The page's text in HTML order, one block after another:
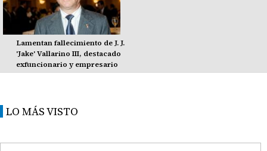
Lamentan fallecimiento de J. J.
'Jake' Vallarino III, destacado
exfuncionario y empresario
LO MÁS VISTO